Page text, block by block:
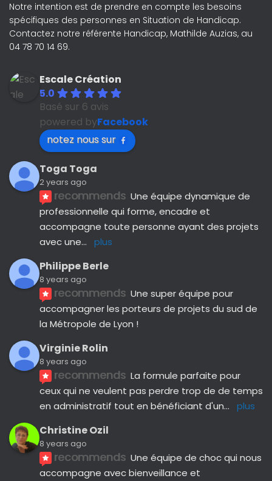
Notre intention est de prendre en compte les besoins
spécifiques des personnes en Situation de Handicap.
Contactez notre référente Handicap, Mathilde Auzias, au
04 78 70 14 69.
Escale Création
5.0
Basé sur 6 avis
powered byFacebook
notez nous sur
Toga Toga
2 years ago
recommends Une équipe dynamique de
professionnelle qui forme, encadre et
accompagne toute personne ayant des projets
avec une... plus
Philippe Berle
8 years ago
recommends Une super équipe pour
accompagner les porteurs de projets du sud de
la Métropole de Lyon !
Virginie Rolin
8 years ago
recommends La formule parfaite pour
ceux qui ne veulent pas perdre trop de de temps
en administratif tout en bénéficiant d'un... plus
Christine Ozil
8 years ago
recommends Une équipe de choc qui nous
accompagne avec bienveillance et